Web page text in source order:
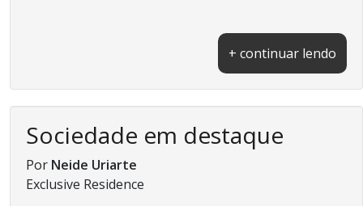
+ continuar lendo
Sociedade em destaque
Por Neide Uriarte
Exclusive Residence